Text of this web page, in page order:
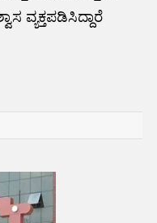
ವ್ಯಕ್ತಪಡಿಸಿದ್ದಾರೆ